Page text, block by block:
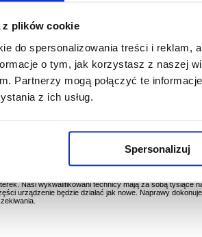
z plików cookie
do spersonalizowania treści i reklam,
o tym, jak korzystasz z naszej
Partnerzy mogą połączyć te
z ich usług.
Spersonalizuj
PYTANIA? LIVE CHAT
P9, P9 Lite, P10 Lite, P20 Lite, P8 Lite (2017), P
Nasi wykwalifikowani technicy mają za sobą tysiące
urządzenie będzie działać jak nowe. Naprawy